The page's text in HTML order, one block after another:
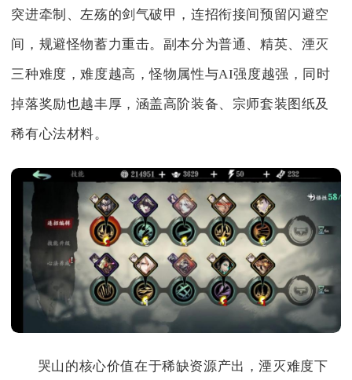
突进牵制、左殇的剑气破甲，连招衔接间预留闪避空
间，规避怪物蓄力重击。副本分为普通、精英、湮灭
三种难度，难度越高，怪物属性与AI强度越强，同时
掉落奖励也越丰厚，涵盖高阶装备、宗师套装图纸及
稀有心法材料。
哭山的核心价值在于稀缺资源产出，湮灭难度下